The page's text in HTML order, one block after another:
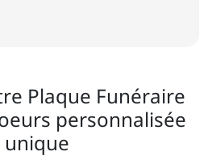
Plaque Funéraire
personnalisée